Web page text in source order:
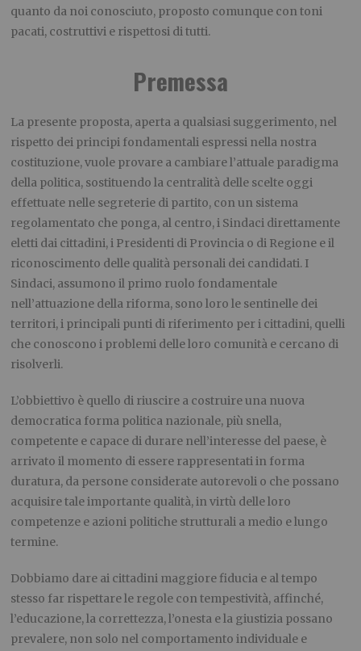
quanto da noi conosciuto, proposto comunque con toni
pacati, costruttivi e rispettosi di tutti.
Premessa
La presente proposta, aperta a qualsiasi suggerimento, nel
rispetto dei principi fondamentali espressi nella nostra
costituzione, vuole provare a cambiare l’attuale paradigma
della politica, sostituendo la centralità delle scelte oggi
effettuate nelle segreterie di partito, con un sistema
regolamentato che ponga, al centro, i Sindaci direttamente
eletti dai cittadini, i Presidenti di Provincia o di Regione e il
riconoscimento delle qualità personali dei candidati. I
Sindaci, assumono il primo ruolo fondamentale
nell’attuazione della riforma, sono loro le sentinelle dei
territori, i principali punti di riferimento per i cittadini, quelli
che conoscono i problemi delle loro comunità e cercano di
risolverli.
L’obbiettivo è quello di riuscire a costruire una nuova
democratica forma politica nazionale, più snella,
competente e capace di durare nell’interesse del paese, è
arrivato il momento di essere rappresentati in forma
duratura, da persone considerate autorevoli o che possano
acquisire tale importante qualità, in virtù delle loro
competenze e azioni politiche strutturali a medio e lungo
termine.
Dobbiamo dare ai cittadini maggiore fiducia e al tempo
stesso far rispettare le regole con tempestività, affinché,
l’educazione, la correttezza, l’onesta e la giustizia possano
prevalere, non solo nel comportamento individuale e